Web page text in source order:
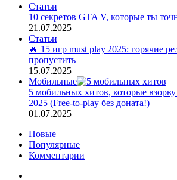
Статьи
10 секретов GTA V, которые ты
21.07.2025
Статьи
🔥 15 игр must play 2025: горячие
пропустить
15.07.2025
Мобильные
5 мобильных хитов, которые
2025 (Free‑to‑play без доната!)
01.07.2025
Новые
Популярные
Комментарии